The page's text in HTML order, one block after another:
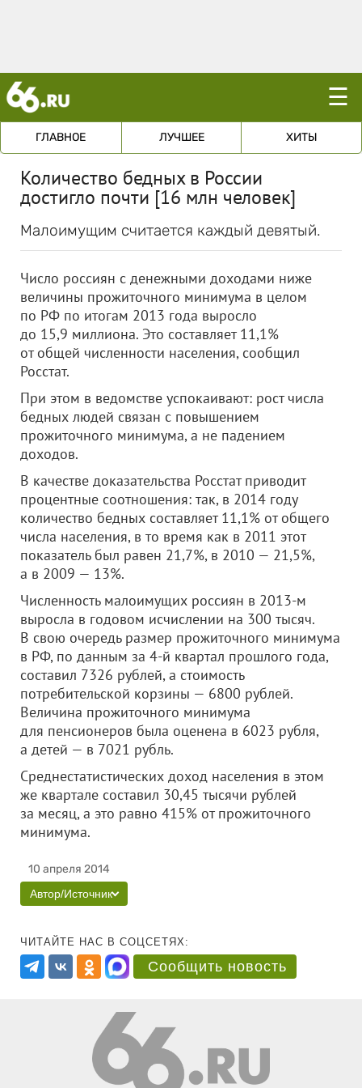
☰
ГЛАВНОЕ ЛУЧШЕЕ ХИТЫ
Количество бедных в России
достигло почти [16 млн человек]
Малоимущим считается каждый девятый.
Число россиян с денежными доходами ниже
величины прожиточного минимума в целом
по РФ по итогам 2013 года выросло
до 15,9 миллиона. Это составляет 11,1%
от общей численности населения, сообщил
Росстат.
При этом в ведомстве успокаивают: рост числа
бедных людей связан с повышением
прожиточного минимума, а не падением
доходов.
В качестве доказательства Росстат приводит
процентные соотношения: так, в 2014 году
количество бедных составляет 11,1% от общего
числа населения, в то время как в 2011 этот
показатель был равен 21,7%, в 2010 — 21,5%,
а в 2009 — 13%.
Численность малоимущих россиян в 2013-м
выросла в годовом исчислении на 300 тысяч.
В свою очередь размер прожиточного минимума
в РФ, по данным за 4-й квартал прошлого года,
составил 7326 рублей, а стоимость
потребительской корзины — 6800 рублей.
Величина прожиточного минимума
для пенсионеров была оценена в 6023 рубля,
а детей — в 7021 рубль.
Среднестатистических доход населения в этом
же квартале составил 30,45 тысячи рублей
за месяц, а это равно 415% от прожиточного
минимума.
10 апреля 2014
Автор/Источник
ЧИТАЙТЕ НАС В СОЦСЕТЯХ:
Сообщить новость